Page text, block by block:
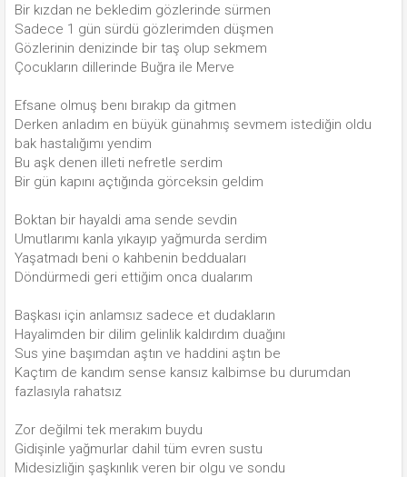
Bir kızdan ne bekledim gözlerinde sürmen
Sadece 1 gün sürdü gözlerimden düşmen
Gözlerinin denizinde bir taş olup sekmem
Çocukların dillerinde Buğra ile Merve
Efsane olmuş benı bırakıp da gitmen
Derken anladım en büyük günahmış sevmem istediğin oldu
bak hastalığımı yendim
Bu aşk denen illeti nefretle serdim
Bir gün kapını açtığında görceksin geldim
Boktan bir hayaldi ama sende sevdin
Umutlarımı kanla yıkayıp yağmurda serdim
Yaşatmadı beni o kahbenin bedduaları
Döndürmedi geri ettiğim onca dualarım
Başkası için anlamsız sadece et dudakların
Hayalimden bir dilim gelinlik kaldırdım duağını
Sus yine başımdan aştın ve haddini aştın be
Kaçtım de kandım sense kansız kalbimse bu durumdan
fazlasıyla rahatsız
Zor değilmi tek merakım buydu
Gidişinle yağmurlar dahil tüm evren sustu
Midesizliğin şaşkınlık veren bir olgu ve sondu